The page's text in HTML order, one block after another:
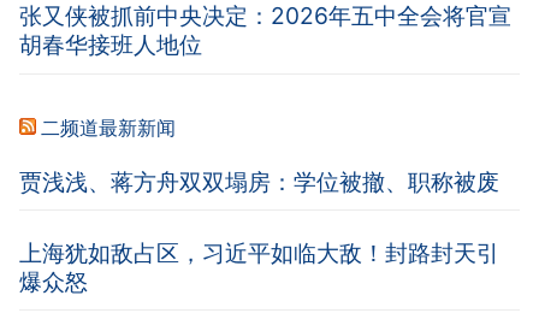
张又侠被抓前中央决定：2026年五中全会将官宣
胡春华接班人地位
二频道最新新闻
贾浅浅、蒋方舟双双塌房：学位被撤、职称被废
上海犹如敌占区，习近平如临大敌！封路封天引
爆众怒